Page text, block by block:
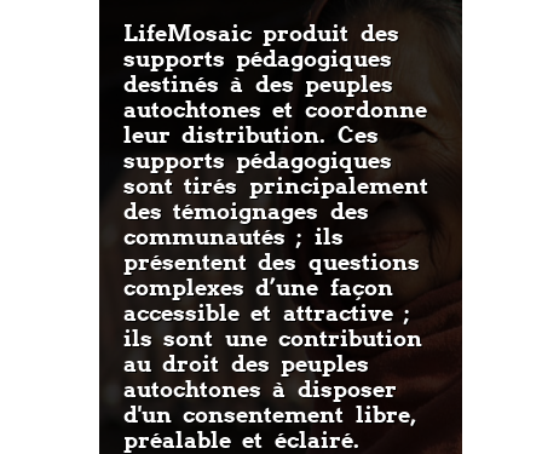
LifeMosaic produit des
supports pédagogiques
destinés à des peuples
autochtones et coordonne
leur distribution. Ces
supports pédagogiques
sont tirés principalement
des témoignages des
communautés ; ils
présentent des questions
complexes d’une façon
accessible et attractive ;
ils sont une contribution
au droit des peuples
autochtones à disposer
d'un consentement libre,
préalable et éclairé.